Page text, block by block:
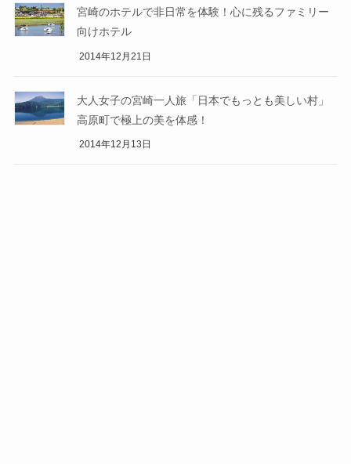
宮崎のホテルで非日常を体験！心に残るファミリー
向けホテル
2014年12月21日
大人女子の宮崎一人旅「日本でもっとも美しい村」
高原町で極上の美を体感！
2014年12月13日